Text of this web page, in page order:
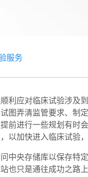
服务
利应对临床试验涉及
图弄清监管要求、制
前进行一些规划有时
以加快进入临床试验
中央存储库以保存特
也只是通往成功之路